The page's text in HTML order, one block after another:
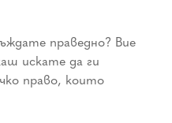
праведно? Вие
искате да ги
право, които